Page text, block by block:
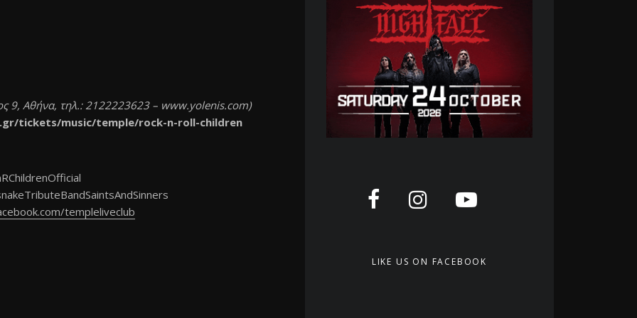
9, Αθήνα, τηλ.: 2122223623 – www.yolenis.com)
tickets/music/temple/rock-n-roll-children
templeliveclub
LIKE US ON FACEBOOK